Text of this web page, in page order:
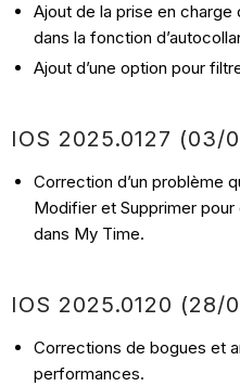
Ajout de la prise en
dans la fonction
Ajout d’une option pour
IOS 2025.0127 (03/
Correction d’un problème
Modifier et Supprimer
dans My Time.
IOS 2025.0120 (28/
Corrections de bogues et
performances.